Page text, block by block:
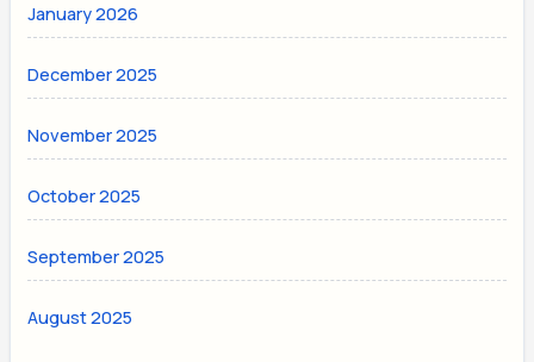
January 2026
December 2025
November 2025
October 2025
September 2025
August 2025